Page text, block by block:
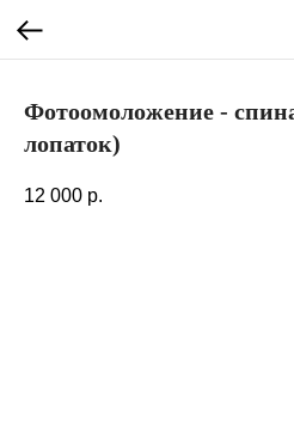
Фотоомоложение -
лопаток)
12 000 р.